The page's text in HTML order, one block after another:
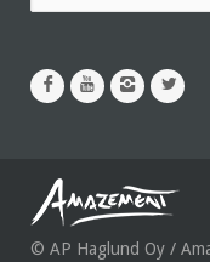
© AP Haglund Oy /